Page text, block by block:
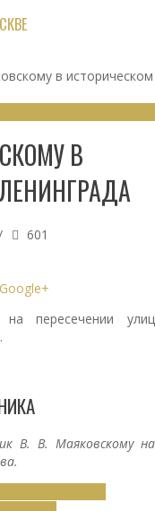
в историческом
В
601
Google+
пересечении улиц
В. В. Маяковскому на